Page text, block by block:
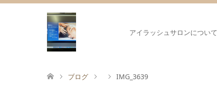
アイラッシュサロンについて
ブログ IMG_3639